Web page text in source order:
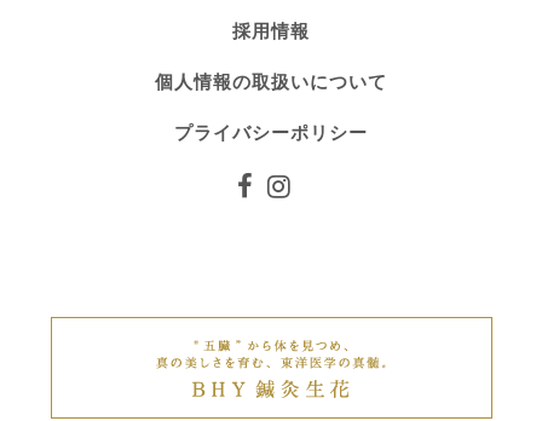
採用情報
個人情報の取扱いについて
プライバシーポリシー